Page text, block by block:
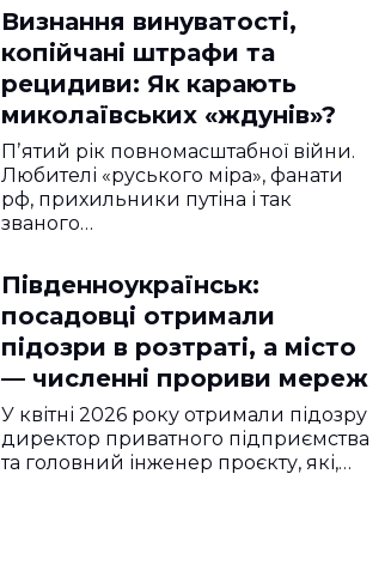
Визнання винуватості,
копійчані штрафи та
рецидиви: Як карають
миколаївських «ждунів»?
Пʼятий рік повномасштабної війни.
Любителі «руського міра», фанати
рф, прихильники путіна і так
званого…
Південноукраїнськ:
посадовці отримали
підозри в розтраті, а місто
— численні прориви мереж
У квітні 2026 року отримали підозру
директор приватного підприємства
та головний інженер проєкту, які,…